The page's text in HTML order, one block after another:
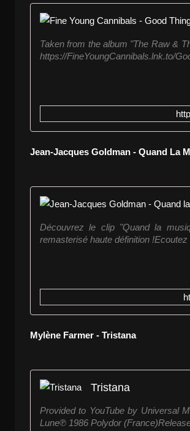
Taken from the album "The Raw &
https://FineYoungCannibals.lnk.to/
Jean-Jacques Goldman - Quand La
Découvrez le clip "Quand la
remasterisé haute définition
Mylène Farmer - Tristana
Tristana
Provided to YouTube by Universal
Lune℗ 1986 Polydor